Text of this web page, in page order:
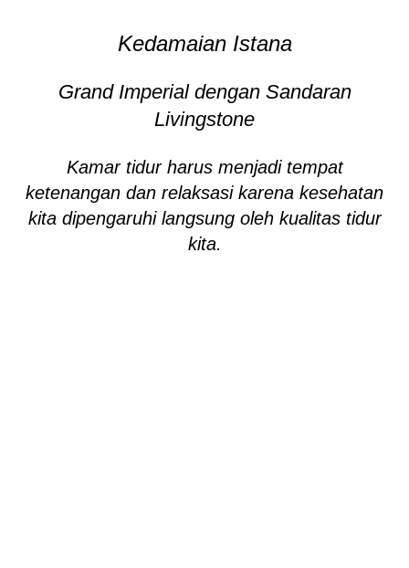
Kedamaian Istana
Grand Imperial dengan Sandaran
Livingstone
Kamar tidur harus menjadi tempat
ketenangan dan relaksasi karena kesehatan
kita dipengaruhi langsung oleh kualitas tidur
kita.